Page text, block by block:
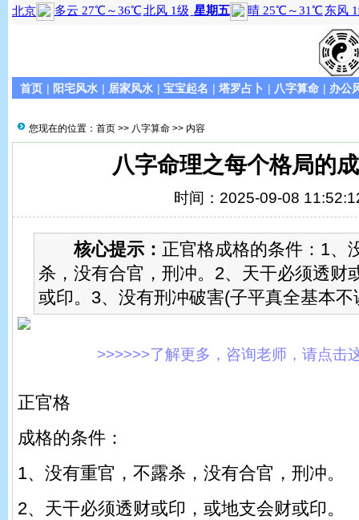
首页 | 阳宅风水 | 居家风水 | 宝宝起名 | 塔罗占卜 | 八字算命 | 办公
您现在的位置： 首页 >> 八字算命 >> 内容
八字命理之每个格局的
时间：2025-09-08
核心提示： 正官格成格的条件：1、
杀，没有合官，刑冲。2、天干必须透财
或印。3、没有刑冲破害(子平真全基本不
>>>>>>了解更多，咨询老师，请点击
正官格
成格的条件：
1、没有重官，不露杀，没有合官，刑冲。
2、天干必须透财或印，或地支会财或印。